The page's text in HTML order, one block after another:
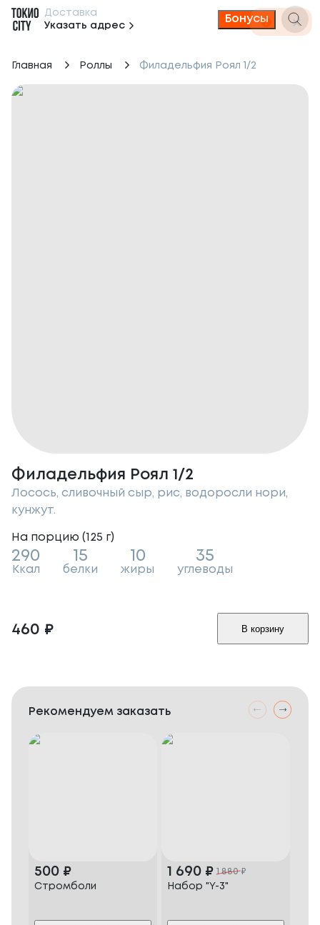
Доставка
Указать адрес
Бонусы
Главная Роллы Филадельфия Роял 1/2
Филадельфия Роял 1/2
Лосось, сливочный сыр, рис, водоросли нори,
кунжут.
На порцию (125 г)
290
Ккал
15
белки
10
жиры
35
углеводы
460 ₽ В корзину
Рекомендуем заказать
500 ₽
Стромболи
1 690 ₽ 1 880₽
Набор "Y-3"